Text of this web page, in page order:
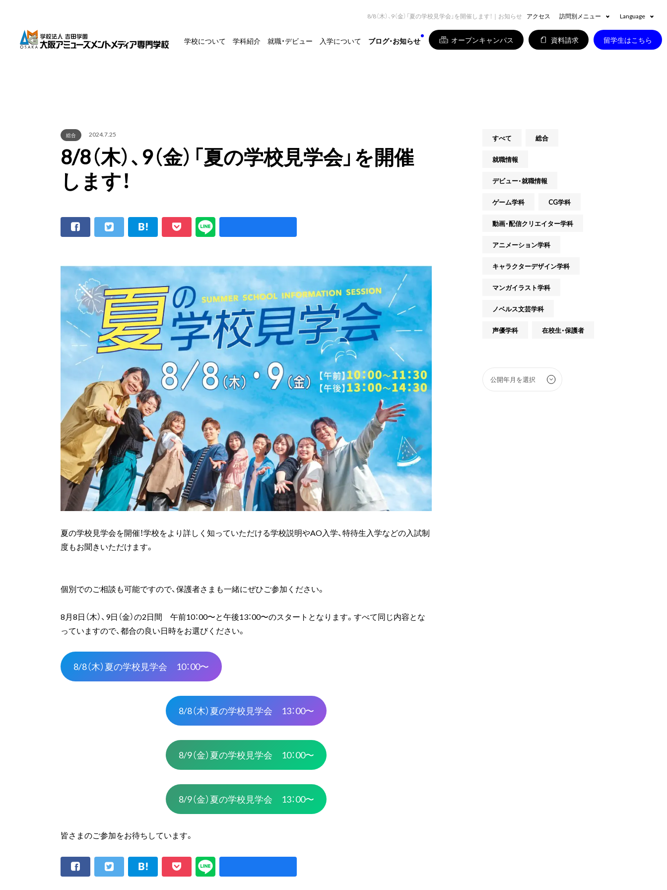
アクセス 訪問別メニュー Language
学校について 学科紹介 就職・デビュー 入学について ブログ・お知らせ オープンキャンパス 資料請求 留学生はこちら
8/8（木）、9（金）「夏の学校見学会」を開催します！｜お知らせ
総合 2024.7.25
8/8（木）、9（金）「夏の学校見学会」を開催
します！
夏の学校見学会を開催！学校をより詳しく知っていただける学校説明やAO入学、特待生入学などの入試制
度もお聞きいただけます。
個別でのご相談も可能ですので、保護者さまも一緒にぜひご参加ください。
8月8日（木）、9日（金）の2日間 午前10：00〜と午後13：00〜のスタートとなります。すべて同じ内容とな
っていますので、都合の良い日時をお選びください。
8/8（木）夏の学校見学会 10：00〜
8/8（木）夏の学校見学会 13：00〜
8/9（金）夏の学校見学会 10：00〜
8/9（金）夏の学校見学会 13：00〜
皆さまのご参加をお待ちしています。
すべて 総合
就職情報
デビュー・就職情報
ゲーム学科 CG学科
動画・配信クリエイター学科
アニメーション学科
キャラクターデザイン学科
マンガイラスト学科
ノベルス文芸学科
声優学科 在校生・保護者